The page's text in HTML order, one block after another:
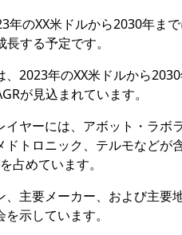
のXX米ドルから2030年ま
する予定です。
2023年のXX米ドルから
が見込まれています。
ヤーには、アボット・ラボ
トロニック、テルモなどが
占めています。
主要メーカー、および主要
示しています。